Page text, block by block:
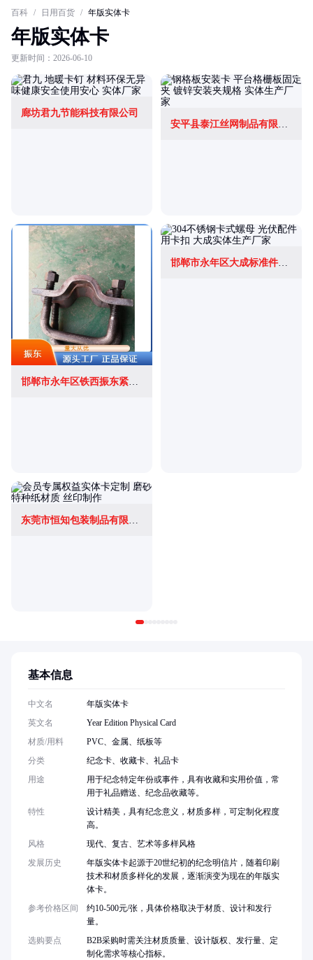
百科 / 日用百货 / 年版实体卡
年版实体卡
更新时间：2026-06-10
廊坊君九节能科技有限公司
安平县泰江丝网制品有限公司
邯郸市永年区铁西振东紧固件厂
邯郸市永年区大成标准件制造有限公司
东莞市恒知包装制品有限公司
基本信息
中文名
年版实体卡
英文名
Year Edition Physical Card
材质/用料
PVC、金属、纸板等
分类
纪念卡、收藏卡、礼品卡
用途
用于纪念特定年份或事件，具有收藏和实用价值，常
用于礼品赠送、纪念品收藏等。
特性
设计精美，具有纪念意义，材质多样，可定制化程度
高。
风格
现代、复古、艺术等多样风格
发展历史
年版实体卡起源于20世纪初的纪念明信片，随着印刷
技术和材质多样化的发展，逐渐演变为现在的年版实
体卡。
参考价格区间
约10-500元/张，具体价格取决于材质、设计和发行
量。
选购要点
B2B采购时需关注材质质量、设计版权、发行量、定
制化需求等核心指标。